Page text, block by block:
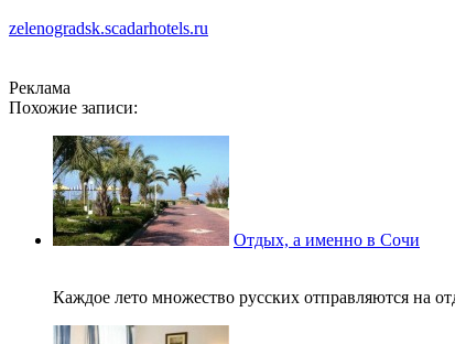
zelenogradsk.scadarhotels.ru
Реклама
Похожие записи:
Отдых, а именно в Сочи
Каждое лето множество русских отправляются на